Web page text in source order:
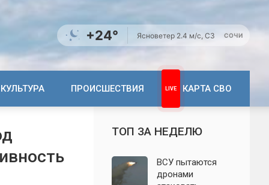
+24° Ясноветер 2.4 м/с, СЗ СОЧИ
КУЛЬТУРА ПРОИСШЕСТВИЯ КАРТА СВО
ТОП ЗА НЕДЕЛЮ
ВСУ пытаются
дронами